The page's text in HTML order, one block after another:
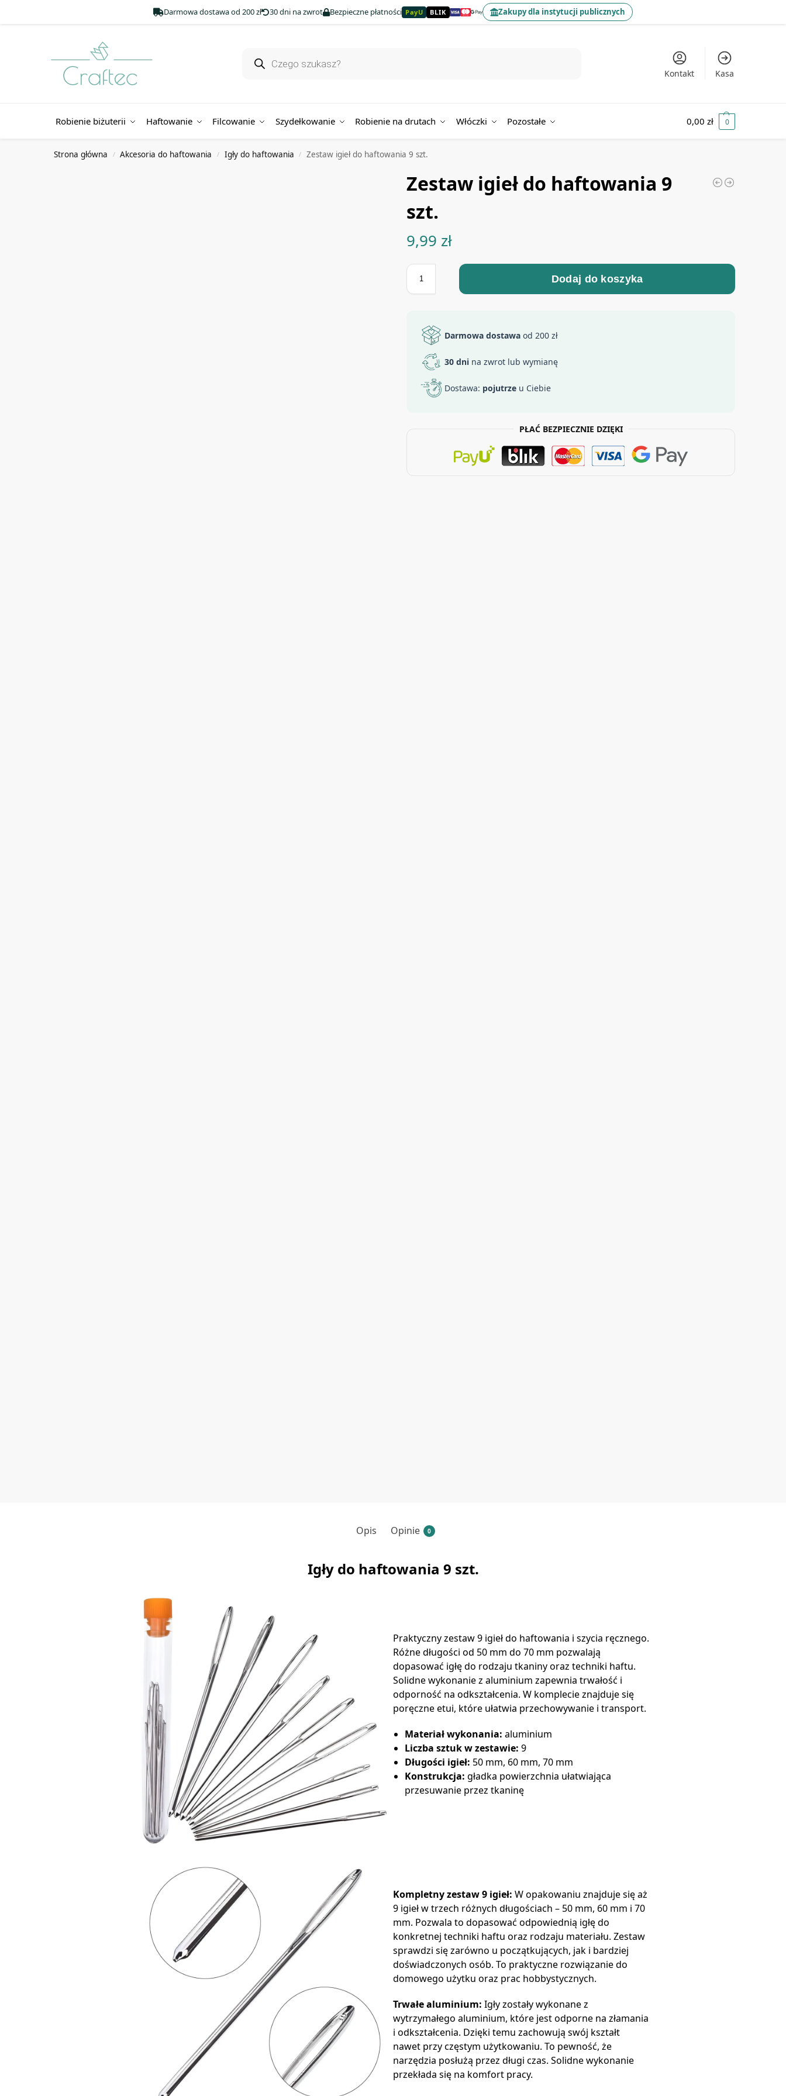
Darmowa dostawa od 200 zł 30 dni na zwrot Bezpieczne płatności PayU BLIK Zakupy dla instytucji publicznych
Kontakt Kasa
Robienie biżuterii Haftowanie Filcowanie Szydełkowanie Robienie na drutach Włóczki Pozostałe 0,00 zł 0
Strona główna / Akcesoria do haftowania / Igły do haftowania / Zestaw igieł do haftowania 9 szt.
Zestaw igieł do haftowania 9
szt.
9,99 zł
Dodaj do koszyka
Darmowa dostawa od 200 zł
30 dni na zwrot lub wymianę
Dostawa: pojutrze u Ciebie
PŁAĆ BEZPIECZNIE DZIĘKI
Opis Opinie 0
Igły do haftowania 9 szt.
Praktyczny zestaw 9 igieł do haftowania i szycia ręcznego.
Różne długości od 50 mm do 70 mm pozwalają
dopasować igłę do rodzaju tkaniny oraz techniki haftu.
Solidne wykonanie z aluminium zapewnia trwałość i
odporność na odkształcenia. W komplecie znajduje się
poręczne etui, które ułatwia przechowywanie i transport.
Materiał wykonania: aluminium
Liczba sztuk w zestawie: 9
Długości igieł: 50 mm, 60 mm, 70 mm
Konstrukcja: gładka powierzchnia ułatwiająca
przesuwanie przez tkaninę
Kompletny zestaw 9 igieł: W opakowaniu znajduje się aż
9 igieł w trzech różnych długościach – 50 mm, 60 mm i 70
mm. Pozwala to dopasować odpowiednią igłę do
konkretnej techniki haftu oraz rodzaju materiału. Zestaw
sprawdzi się zarówno u początkujących, jak i bardziej
doświadczonych osób. To praktyczne rozwiązanie do
domowego użytku oraz prac hobbystycznych.
Trwałe aluminium: Igły zostały wykonane z
wytrzymałego aluminium, które jest odporne na złamania
i odkształcenia. Dzięki temu zachowują swój kształt
nawet przy częstym użytkowaniu. To pewność, że
narzędzia posłużą przez długi czas. Solidne wykonanie
przekłada się na komfort pracy.